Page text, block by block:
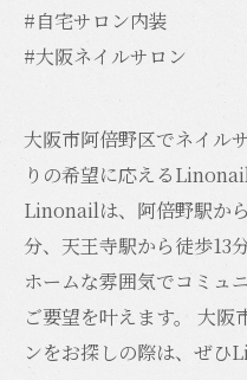
#自宅サロン内装
#大阪ネイルサロン
大阪市阿倍野区でネイル
りの希望に応える
Linonailは、阿倍野駅か
分、天王寺駅から徒歩13
ホームな雰囲気でコミュ
ご要望を叶えます。 大阪
ンをお探しの際は、ぜひ